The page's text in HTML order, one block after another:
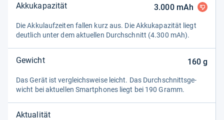
Akkukapazität 3.000mAh
Die Akku­lauf­zei­ten fal­len kurz aus. Die Akku­ka­pa­zi­tät liegt
deut­lich unter dem aktu­el­len Durch­schnitt (4.300 mAh).
Gewicht 160g
Das Gerät ist ver­gleichs­weise leicht. Das Durch­schnitts­ge­
wicht bei aktu­el­len Smart­pho­nes liegt bei 190 Gramm.
Aktualität